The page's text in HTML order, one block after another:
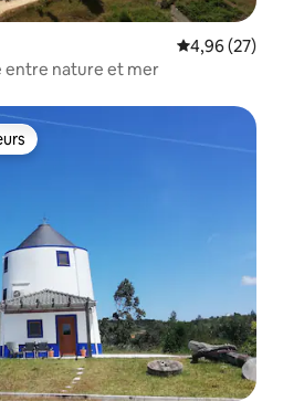
Évaluation
4,96 (27)
entre nature et mer
les plus appréciés